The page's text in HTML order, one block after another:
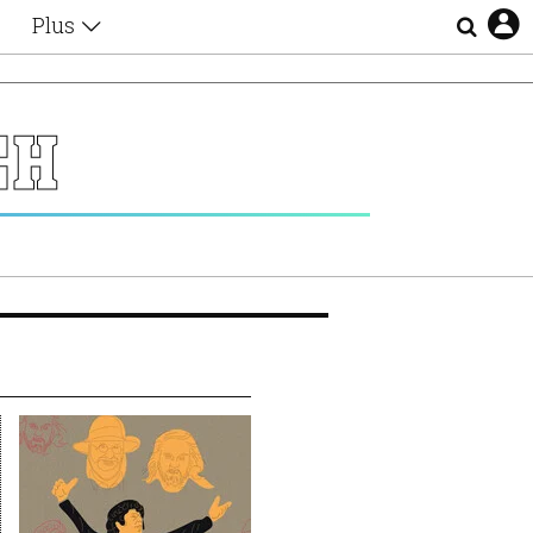
Plus
Αφιερώματα
Ζώδια
Lgbtqi+